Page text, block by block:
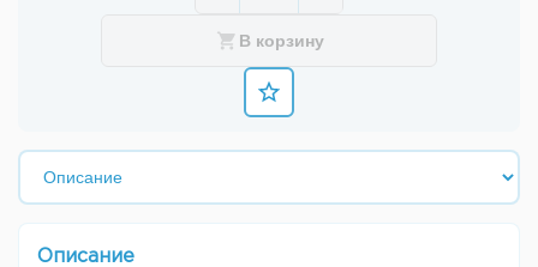
В корзину
Описание